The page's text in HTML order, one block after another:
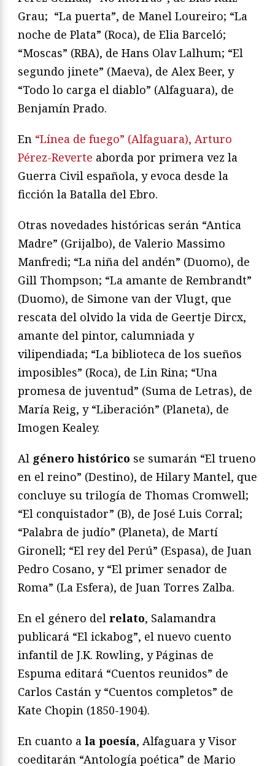
Grau; “La puerta”, de Manel Loureiro; “La
noche de Plata” (Roca), de Elia Barceló;
“Moscas” (RBA), de Hans Olav Lalhum; “El
segundo jinete” (Maeva), de Alex Beer, y
“Todo lo carga el diablo” (Alfaguara), de
Benjamín Prado.
En “Línea de fuego” (Alfaguara), Arturo
Pérez-Reverte aborda por primera vez la
Guerra Civil española, y evoca desde la
ficción la Batalla del Ebro.
Otras novedades históricas serán “Antica
Madre” (Grijalbo), de Valerio Massimo
Manfredi; “La niña del andén” (Duomo), de
Gill Thompson; “La amante de Rembrandt”
(Duomo), de Simone van der Vlugt, que
rescata del olvido la vida de Geertje Dircx,
amante del pintor, calumniada y
vilipendiada; “La biblioteca de los sueños
imposibles” (Roca), de Lin Rina; “Una
promesa de juventud” (Suma de Letras), de
María Reig, y “Liberación” (Planeta), de
Imogen Kealey.
Al género histórico se sumarán “El trueno
en el reino” (Destino), de Hilary Mantel, que
concluye su trilogía de Thomas Cromwell;
“El conquistador” (B), de José Luis Corral;
“Palabra de judío” (Planeta), de Martí
Gironell; “El rey del Perú” (Espasa), de Juan
Pedro Cosano, y “El primer senador de
Roma” (La Esfera), de Juan Torres Zalba.
En el género del relato, Salamandra
publicará “El ickabog”, el nuevo cuento
infantil de J.K. Rowling, y Páginas de
Espuma editará “Cuentos reunidos” de
Carlos Castán y “Cuentos completos” de
Kate Chopin (1850-1904).
En cuanto a la poesía, Alfaguara y Visor
coeditarán “Antología poética” de Mario